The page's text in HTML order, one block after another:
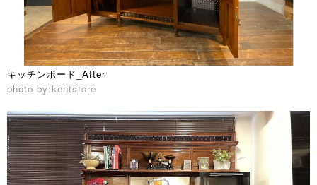
キッチンボード_After
photo by:kentstore